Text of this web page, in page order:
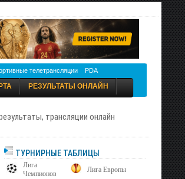
телетрансляции PDA
РЕЗУЛЬТАТЫ ОНЛАЙН
трансляции онлайн
ТУРНИРНЫЕ ТАБЛИЦЫ
Лига
Чемпионов
Лига Европы